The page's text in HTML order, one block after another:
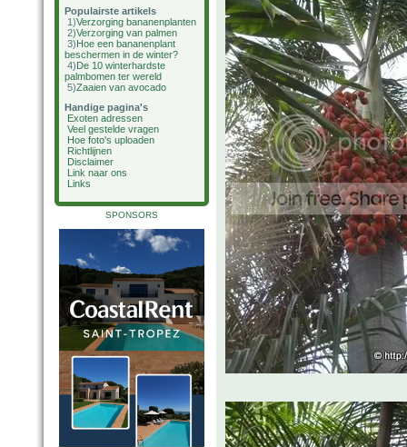
Populairste artikels
1)Verzorging bananenplanten
2)Verzorging van palmen
3)Hoe een bananenplant
beschermen in de winter?
4)De 10 winterhardste
palmbomen ter wereld
5)Zaaien van avocado
Handige pagina's
Exoten adressen
Veel gestelde vragen
Hoe foto's uploaden
Richtlijnen
Disclaimer
Link naar ons
Links
SPONSORS